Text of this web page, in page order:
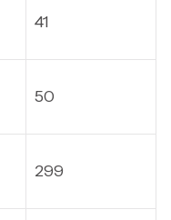
41
50
299